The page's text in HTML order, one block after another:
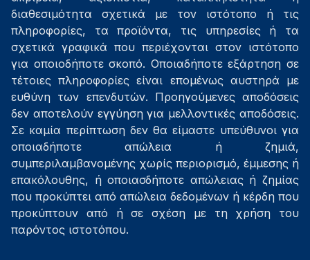
διαθεσιμότητα σχετικά με τον ιστότοπο ή τις
πληροφορίες, τα προϊόντα, τις υπηρεσίες ή τα
σχετικά γραφικά που περιέχονται στον ιστότοπο
για οποιοδήποτε σκοπό. Οποιαδήποτε εξάρτηση σε
τέτοιες πληροφορίες είναι επομένως αυστηρά με
ευθύνη των επενδυτών. Προηγούμενες αποδόσεις
δεν αποτελούν εγγύηση για μελλοντικές αποδόσεις.
Σε καμία περίπτωση δεν θα είμαστε υπεύθυνοι για
οποιαδήποτε απώλεια ή ζημιά,
συμπεριλαμβανομένης χωρίς περιορισμό, έμμεσης ή
επακόλουθης, ή οποιασδήποτε απώλειας ή ζημίας
που προκύπτει από απώλεια δεδομένων ή κέρδη που
προκύπτουν από ή σε σχέση με τη χρήση του
παρόντος ιστοτόπου.